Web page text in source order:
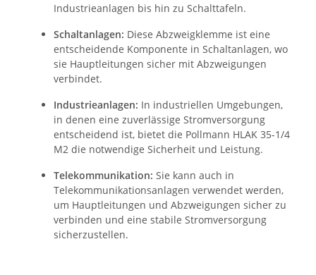
Industrieanlagen bis hin zu Schalttafeln.
Schaltanlagen: Diese Abzweigklemme ist eine
entscheidende Komponente in Schaltanlagen, wo
sie Hauptleitungen sicher mit Abzweigungen
verbindet.
Industrieanlagen: In industriellen Umgebungen,
in denen eine zuverlässige Stromversorgung
entscheidend ist, bietet die Pollmann HLAK 35-1/4
M2 die notwendige Sicherheit und Leistung.
Telekommunikation: Sie kann auch in
Telekommunikationsanlagen verwendet werden,
um Hauptleitungen und Abzweigungen sicher zu
verbinden und eine stabile Stromversorgung
sicherzustellen.